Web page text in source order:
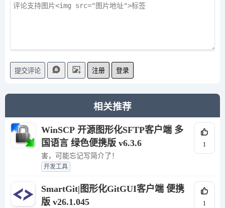
提交评论 注册 登录
相关推荐
WinSCP 开源图形化SFTP客户端 多
国语言 绿色便携版 v6.3.6
害，可能忘记写简介了！
开发工具
1
SmartGit|图形化GitGUI客户端 便携
版 v26.1.045
1